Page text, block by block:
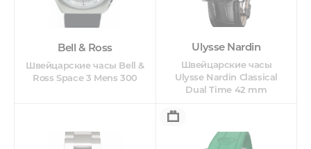
Bell & Ross
Швейцарские часы Bell &
Ross Space 3 Mens 300
Ulysse Nardin
Швейцарские часы
Ulysse Nardin Classical
Dual Time 42 mm